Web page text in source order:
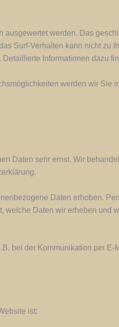
werden. Das
Surf-Verhalten kann nicht
Informationen dazu
werden wir Sie
Daten sehr ernst. Wir
Daten erhoben.
Daten wir erheben und
bei der Kommunikation per
ist: